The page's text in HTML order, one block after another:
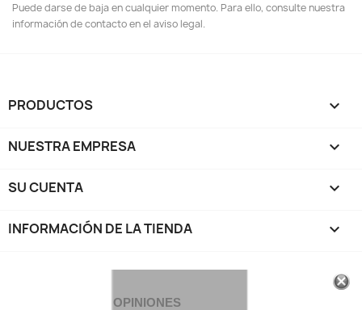
Puede darse de baja en cualquier momento. Para ello, consulte nuestra
información de contacto en el aviso legal.
PRODUCTOS 
NUESTRA EMPRESA 
SU CUENTA 
INFORMACIÓN DE LA TIENDA keyboard_arrow_down
OPINIONES